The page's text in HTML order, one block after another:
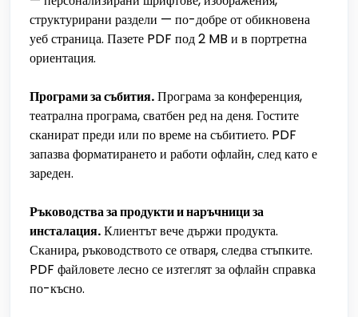
структурирани раздели — по-добре от обикновена
уеб страница. Пазете PDF под 2 MB и в портретна
ориентация.
Програми за събития.Програма за конференция,
театрална програма, сватбен ред на деня. Гостите
сканират преди или по време на събитието. PDF
запазва форматирането и работи офлайн, след като е
зареден.
Ръководства за продукти и наръчници за
инсталация.Клиентът вече държи продукта.
Сканира, ръководството се отваря, следва стъпките.
PDF файловете лесно се изтеглят за офлайн справка
по-късно.